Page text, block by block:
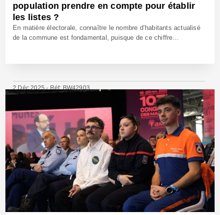
population prendre en compte pour établir
les listes ?
En matière électorale, connaître le nombre d’habitants actualisé
de la commune est fondamental, puisque de ce chiffre...
2 Déc 2025 - Réf: BW42903